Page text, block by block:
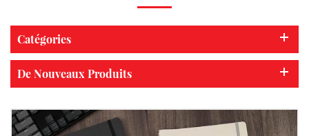
Catégories
De Nouveaux Produits